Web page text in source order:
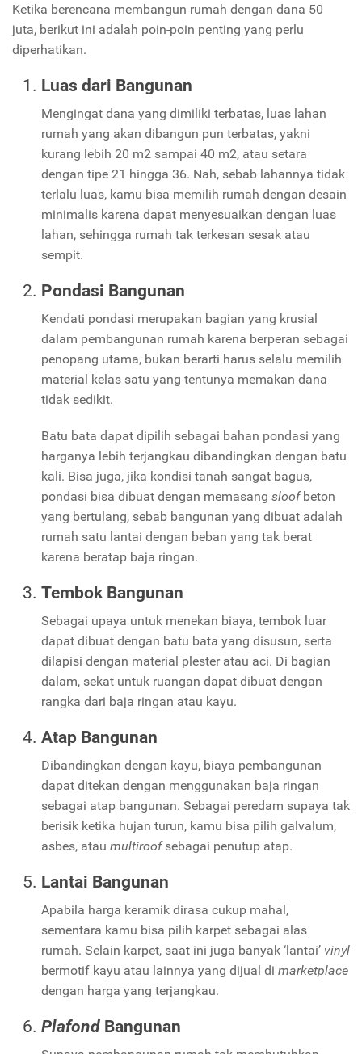
Ketika berencana membangun rumah dengan dana 50
juta, berikut ini adalah poin-poin penting yang perlu
diperhatikan.
Luas dari Bangunan
Mengingat dana yang dimiliki terbatas, luas lahan
rumah yang akan dibangun pun terbatas, yakni
kurang lebih 20 m2 sampai 40 m2, atau setara
dengan tipe 21 hingga 36. Nah, sebab lahannya tidak
terlalu luas, kamu bisa memilih rumah dengan desain
minimalis karena dapat menyesuaikan dengan luas
lahan, sehingga rumah tak terkesan sesak atau
sempit.
Pondasi Bangunan
Kendati pondasi merupakan bagian yang krusial
dalam pembangunan rumah karena berperan sebagai
penopang utama, bukan berarti harus selalu memilih
material kelas satu yang tentunya memakan dana
tidak sedikit.
Batu bata dapat dipilih sebagai bahan pondasi yang
harganya lebih terjangkau dibandingkan dengan batu
kali. Bisa juga, jika kondisi tanah sangat bagus,
pondasi bisa dibuat dengan memasang sloofbeton
yang bertulang, sebab bangunan yang dibuat adalah
rumah satu lantai dengan beban yang tak berat
karena beratap baja ringan.
Tembok Bangunan
Sebagai upaya untuk menekan biaya, tembok luar
dapat dibuat dengan batu bata yang disusun, serta
dilapisi dengan material plester atau aci. Di bagian
dalam, sekat untuk ruangan dapat dibuat dengan
rangka dari baja ringan atau kayu.
Atap Bangunan
Dibandingkan dengan kayu, biaya pembangunan
dapat ditekan dengan menggunakan baja ringan
sebagai atap bangunan. Sebagai peredam supaya tak
berisik ketika hujan turun, kamu bisa pilih galvalum,
asbes, atau multiroofsebagai penutup atap.
Lantai Bangunan
Apabila harga keramik dirasa cukup mahal,
sementara kamu bisa pilih karpet sebagai alas
rumah. Selain karpet, saat ini juga banyak ‘lantai’ vinyl
bermotif kayu atau lainnya yang dijual di marketplace
dengan harga yang terjangkau.
Plafond Bangunan